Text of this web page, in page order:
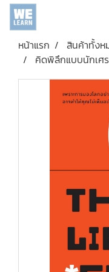
หน้าแรก สินค้าทั้งห
คิดพิลึกแบบนักเศ